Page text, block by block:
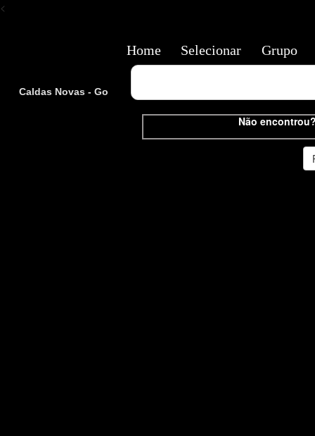
<
Caldas Novas - Go
Não
Home Selecionar Grupo